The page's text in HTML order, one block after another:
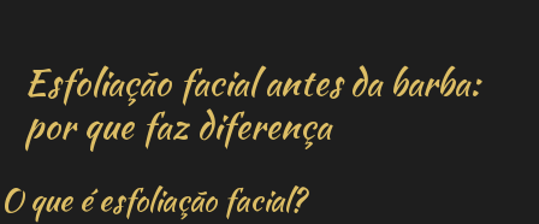
Esfoliação facial antes da barba:
por que faz diferença
O que é esfoliação facial?